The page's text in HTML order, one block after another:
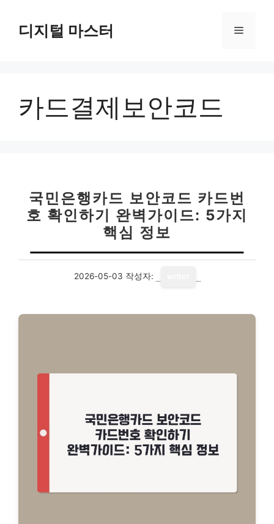
디지털 마스터 메
카드결제보안코드
국민은행카드 보안코드 카드번
호 확인하기 완벽가이드: 5가지
핵심 정보
2026-05-03 작성자: